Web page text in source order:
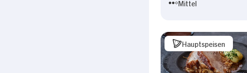
Mittel
Hauptspeisen